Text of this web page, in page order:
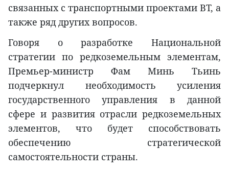
связанных с транспортными проектами BT, а
также ряд других вопросов.
Говоря о разработке Национальной
стратегии по редкоземельным элементам,
Премьер-министр Фам Минь Тьинь
подчеркнул необходимость усиления
государственного управления в данной
сфере и развития отрасли редкоземельных
элементов, что будет способствовать
обеспечению стратегической
самостоятельности страны.